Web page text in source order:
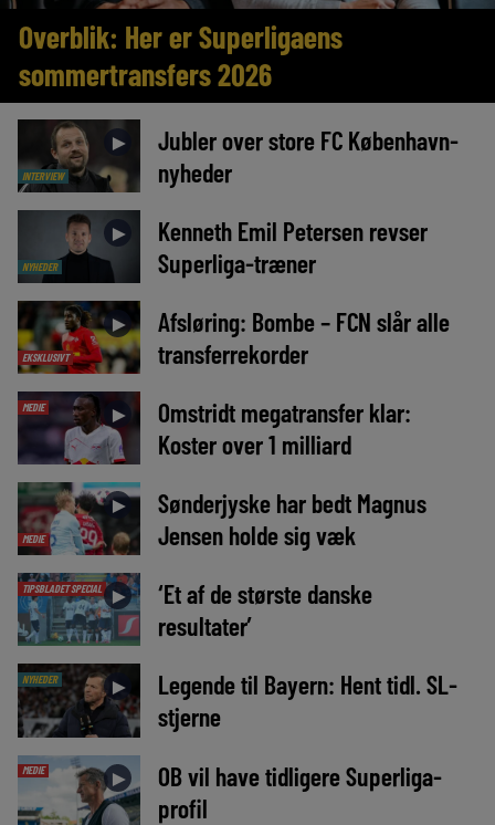
Overblik: Her er Superligaens
sommertransfers 2026
INTERVIEW
►
Jubler over store FC København-
nyheder
NYHEDER
►
Kenneth Emil Petersen revser
Superliga-træner
EKSKLUSIVT
►
Afsløring: Bombe – FCN slår alle
transferrekorder
MEDIE ►
Omstridt megatransfer klar:
Koster over 1 milliard
MEDIE
►
Sønderjyske har bedt Magnus
Jensen holde sig væk
TIPSBLADET SPECIAL ►
‘Et af de største danske
resultater’
NYHEDER ►
Legende til Bayern: Hent tidl. SL-
stjerne
MEDIE ►
OB vil have tidligere Superliga-
profil